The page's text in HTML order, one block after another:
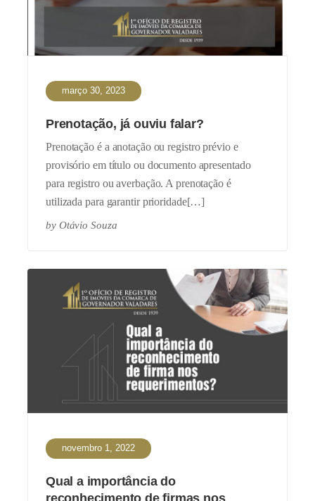
março 30, 2023
Prenotação, já ouviu falar?
Prenotação é a anotação ou registro prévio e
provisório em título ou documento apresentado
para registro ou averbação. A prenotação é
utilizada para garantir prioridade[…]
by Otávio Souza
novembro 1, 2022
Qual a importância do